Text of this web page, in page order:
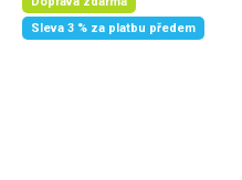
Sleva 3 % za platbu předem